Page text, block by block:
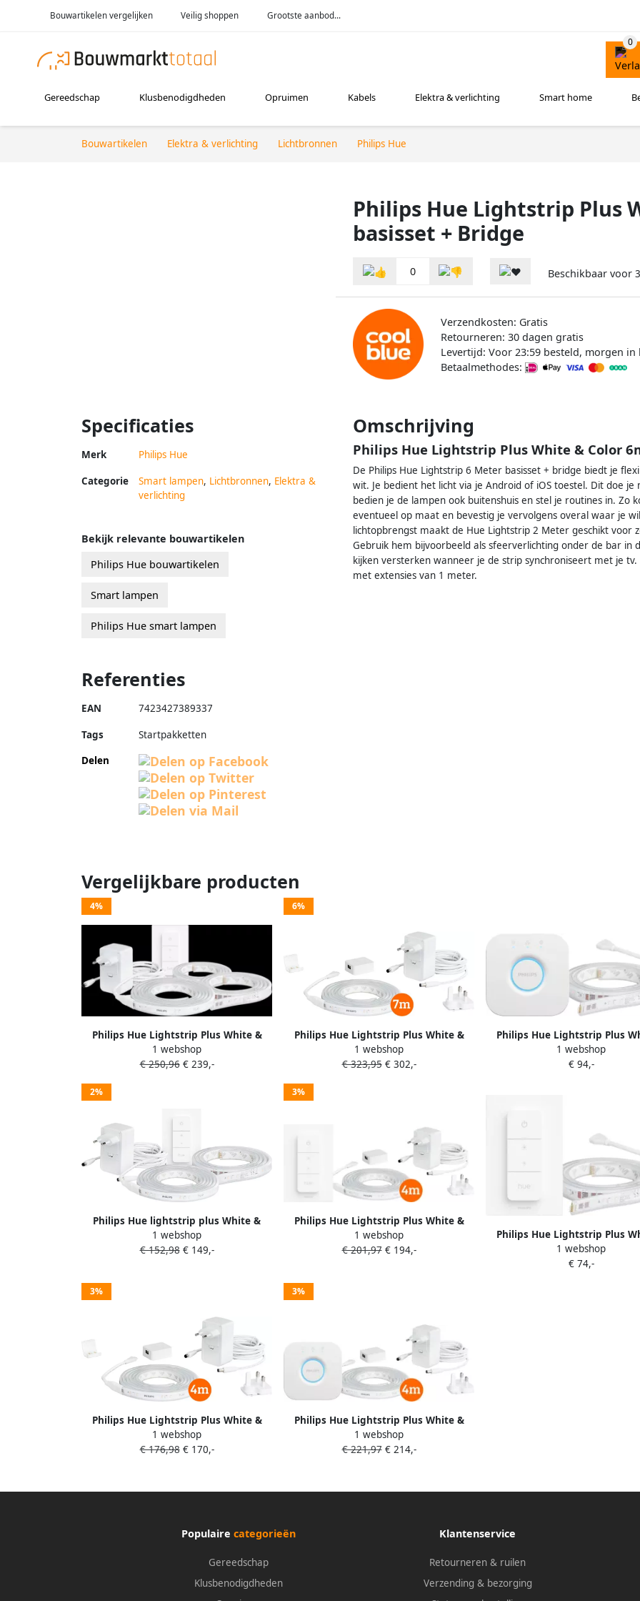
Bouwartikelen vergelijken Veilig shoppen Grootste aanbod...
Gereedschap Klusbenodigdheden Opruimen Kabels Elektra & verlichting Smart home
Bouwartikelen Elektra & verlichting Lichtbronnen Philips Hue
Philips Hue Lightstrip Plus
basisset + Bridge
0 Beschikbaar voor
Verzendkosten: Gratis
Retourneren: 30 dagen gratis
Levertijd: Voor 23:59 besteld, morgen in
Betaalmethodes:
Specificaties
Merk Philips Hue
Categorie Smart lampen, Lichtbronnen, Elektra &
verlichting
Omschrijving
Philips Hue Lightstrip Plus White & Color
De Philips Hue Lightstrip 6 Meter basisset + bridge biedt je
wit. Je bedient het licht via je Android of iOS toestel. Dit doe
bedien je de lampen ook buitenshuis en stel je routines in.
eventueel op maat en bevestig je vervolgens overal waar je
lichtopbrengst maakt de Hue Lightstrip 2 Meter geschikt voor
Gebruik hem bijvoorbeeld als sfeerverlichting onder de bar in
kijken versterken wanneer je de strip synchroniseert met je
met extensies van 1 meter.
Bekijk relevante bouwartikelen
Philips Hue bouwartikelen
Smart lampen
Philips Hue smart lampen
Referenties
EAN 7423427389337
Tags
Startpakketten
Delen
Vergelijkbare producten
4%
Philips Hue Lightstrip Plus White &
Color 5 m Basisset + dimmer
1 webshop
€ 250,96€ 239,-
6%
Philips Hue Lightstrip Plus White &
Color 7 m Basisset
1 webshop
€ 323,95€ 302,-
Philips Hue Lightstrip Plus
Color 1m uitbreiding +
1 webshop
€ 94,-
2%
Philips Hue lightstrip plus White &
Color 3m basispakket + Draadloze
dimmer
1 webshop
€ 152,98€ 149,-
3%
Philips Hue Lightstrip Plus White &
Color 4m basisset + Draadloze dimmer
1 webshop
€ 201,97€ 194,-
Philips Hue Lightstrip Plus
Color 1m uitbreiding +
dimmer
1 webshop
€ 74,-
3%
Philips Hue Lightstrip Plus White &
Color 4m Basisset
1 webshop
€ 176,98€ 170,-
3%
Philips Hue Lightstrip Plus White &
Color 4m basisset + Bridge
1 webshop
€ 221,97€ 214,-
Populaire categorieën
Gereedschap
Klusbenodigdheden
Klantenservice
Retourneren & ruilen
Verzending & bezorging